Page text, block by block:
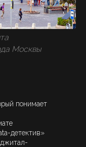
Москвы
понимает
детектив»